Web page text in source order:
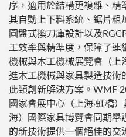
序，適用於結構更複雜、精
其自動上下料系統、鋸片粗
圓盤式換刀庫設計以及
工效率與精準度，保障了連
機械與木工機械展覽會（
進木工機械與家具製造技術
此類創新解決方案。WMF
國家會展中心（上海·虹橋
海）國際家具博覽會同期舉
的新技術提供一個絕佳的交